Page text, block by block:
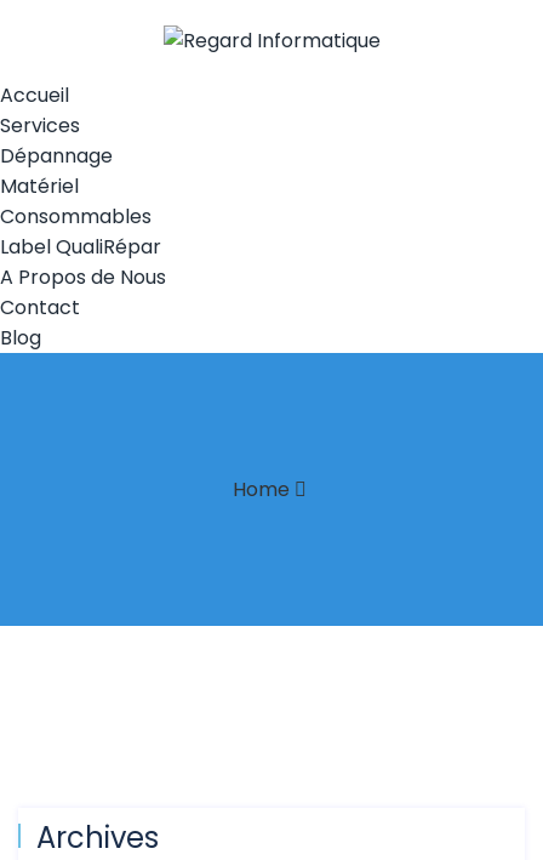
Accueil
Services
Dépannage
Matériel
Consommables
Label QualiRépar
A Propos de Nous
Contact
Blog
Home
Archives